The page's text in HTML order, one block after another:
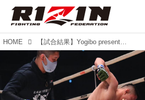
HOME 【試合結果】Yogibo presents RIZIN.26 第15試合／朝倉海 vs. 堀口恭司